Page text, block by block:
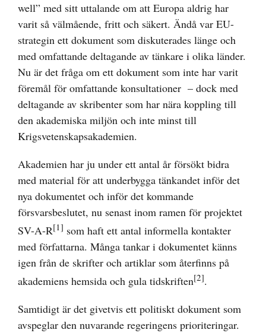
well” med sitt uttalande om att Europa aldrig har
varit så välmående, fritt och säkert. Ändå var EU-
strategin ett dokument som diskuterades länge och
med omfattande deltagande av tänkare i olika länder.
Nu är det fråga om ett dokument som inte har varit
föremål för omfattande konsultationer – dock med
deltagande av skribenter som har nära koppling till
den akademiska miljön och inte minst till
Krigsvetenskapsakademien.
Akademien har ju under ett antal år försökt bidra
med material för att underbygga tänkandet inför det
nya dokumentet och inför det kommande
försvarsbeslutet, nu senast inom ramen för projektet
SV-A-R[1] som haft ett antal informella kontakter
med författarna. Många tankar i dokumentet känns
igen från de skrifter och artiklar som återfinns på
akademiens hemsida och gula tidskriften[2].
Samtidigt är det givetvis ett politiskt dokument som
avspeglar den nuvarande regeringens prioriteringar.